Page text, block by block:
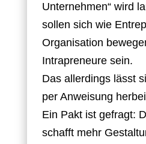
Unternehmen“ wird
sollen sich wie
Organisation
Intrapreneure sein.
Das allerdings lässt
per Anweisung
Ein Pakt ist gefragt:
schafft mehr